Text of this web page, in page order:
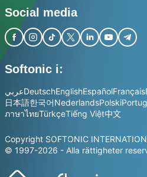
Social media
Softonic i:
عربيDeutschEnglishEspañolFrançais
日本語한국어NederlandsPolski
ภาษาไทยTürkçeTiếng Việt中文
Copyright SOFTONIC
© 1997-2026 - Alla rättigheter